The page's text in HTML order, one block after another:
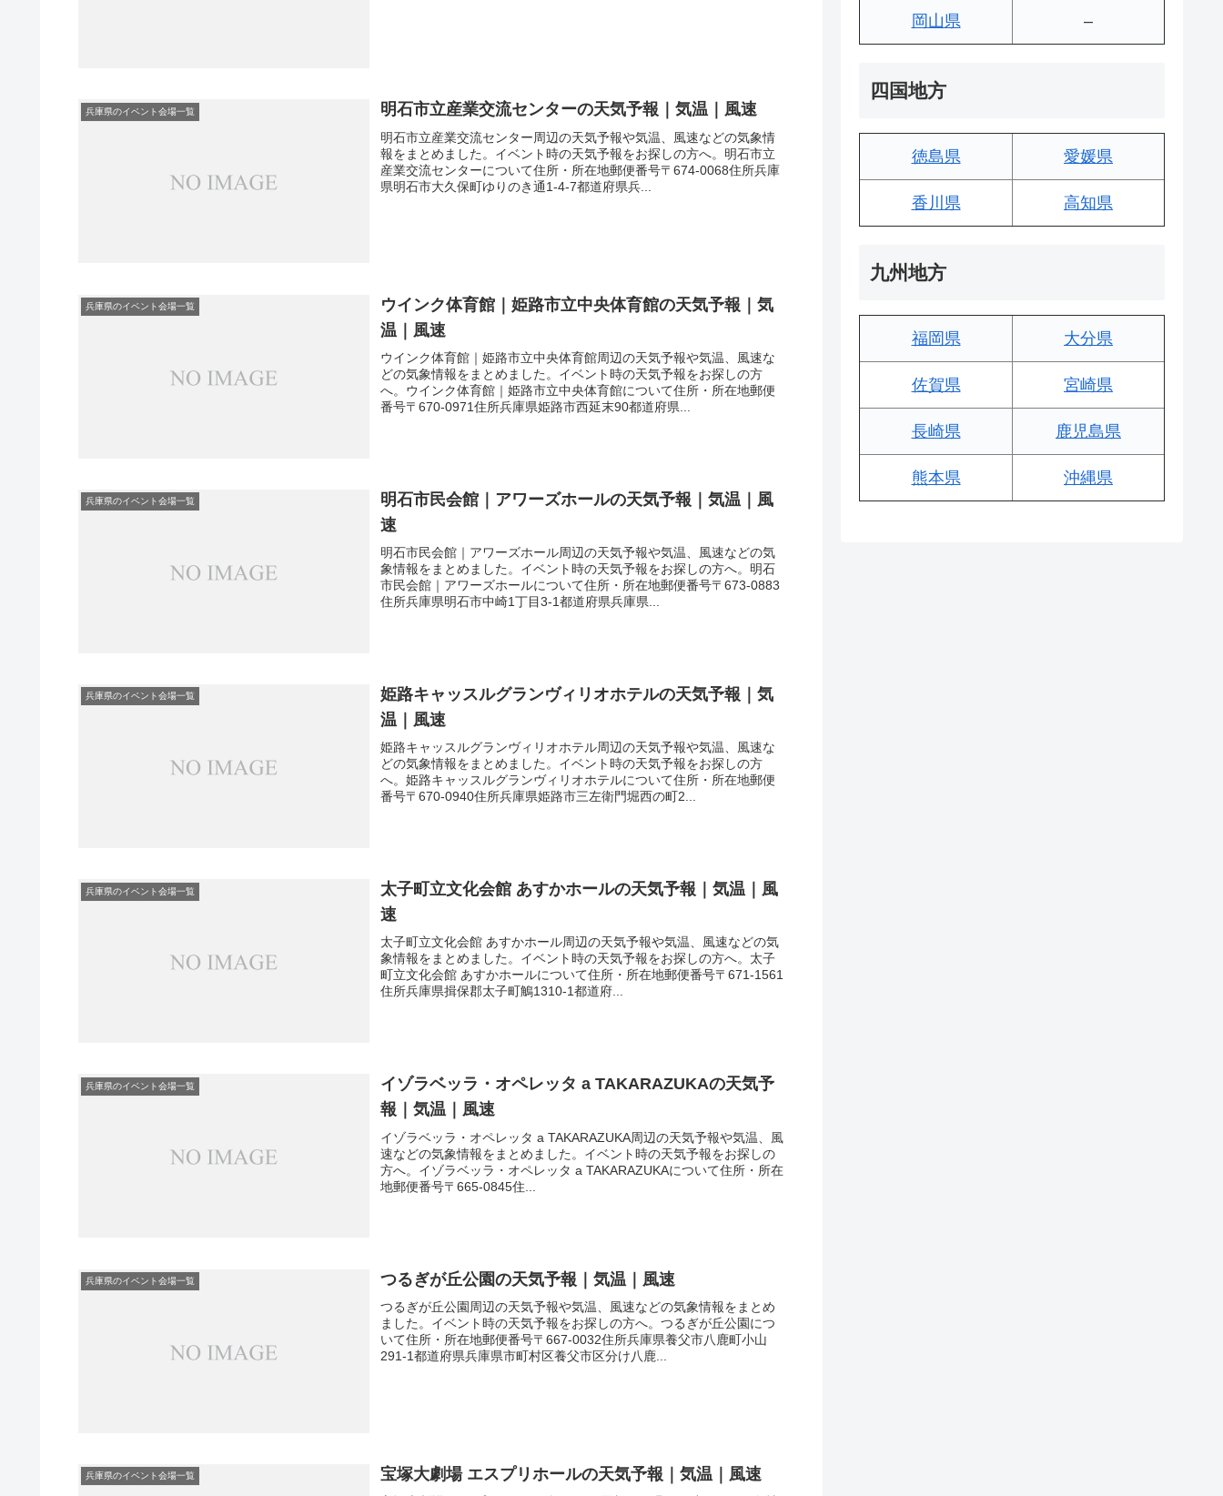
兵庫県のイベント会場一覧 明石市立産業交流センターの天気予報｜気温｜風速
明石市立産業交流センター周辺の天気予報や気温、風速などの気象情
報をまとめました。イベント時の天気予報をお探しの方へ。明石市立
産業交流センターについて住所・所在地郵便番号〒674-0068住所兵庫
県明石市大久保町ゆりのき通1-4-7都道府県兵...
兵庫県のイベント会場一覧
ウインク体育館｜姫路市立中央体育館の天気予報｜気
温｜風速
ウインク体育館｜姫路市立中央体育館周辺の天気予報や気温、風速な
どの気象情報をまとめました。イベント時の天気予報をお探しの方
へ。ウインク体育館｜姫路市立中央体育館について住所・所在地郵便
番号〒670-0971住所兵庫県姫路市西延末90都道府県...
兵庫県のイベント会場一覧
明石市民会館｜アワーズホールの天気予報｜気温｜風
速
明石市民会館｜アワーズホール周辺の天気予報や気温、風速などの気
象情報をまとめました。イベント時の天気予報をお探しの方へ。明石
市民会館｜アワーズホールについて住所・所在地郵便番号〒673-0883
住所兵庫県明石市中崎1丁目3-1都道府県兵庫県...
兵庫県のイベント会場一覧
姫路キャッスルグランヴィリオホテルの天気予報｜気
温｜風速
姫路キャッスルグランヴィリオホテル周辺の天気予報や気温、風速な
どの気象情報をまとめました。イベント時の天気予報をお探しの方
へ。姫路キャッスルグランヴィリオホテルについて住所・所在地郵便
番号〒670-0940住所兵庫県姫路市三左衛門堀西の町2...
兵庫県のイベント会場一覧
太子町立文化会館 あすかホールの天気予報｜気温｜風
速
太子町立文化会館 あすかホール周辺の天気予報や気温、風速などの気
象情報をまとめました。イベント時の天気予報をお探しの方へ。太子
町立文化会館 あすかホールについて住所・所在地郵便番号〒671-1561
住所兵庫県揖保郡太子町鵤1310-1都道府...
兵庫県のイベント会場一覧
イゾラベッラ・オペレッタ a TAKARAZUKAの天気予
報｜気温｜風速
イゾラベッラ・オペレッタ a TAKARAZUKA周辺の天気予報や気温、風
速などの気象情報をまとめました。イベント時の天気予報をお探しの
方へ。イゾラベッラ・オペレッタ a TAKARAZUKAについて住所・所在
地郵便番号〒665-0845住...
兵庫県のイベント会場一覧 つるぎが丘公園の天気予報｜気温｜風速
つるぎが丘公園周辺の天気予報や気温、風速などの気象情報をまとめ
ました。イベント時の天気予報をお探しの方へ。つるぎが丘公園につ
いて住所・所在地郵便番号〒667-0032住所兵庫県養父市八鹿町小山
291-1都道府県兵庫県市町村区養父市区分け八鹿...
兵庫県のイベント会場一覧 宝塚大劇場 エスプリホールの天気予報｜気温｜風速
岡山県 –
四国地方
徳島県 愛媛県
香川県 高知県
九州地方
福岡県 大分県
佐賀県 宮崎県
長崎県 鹿児島県
熊本県 沖縄県